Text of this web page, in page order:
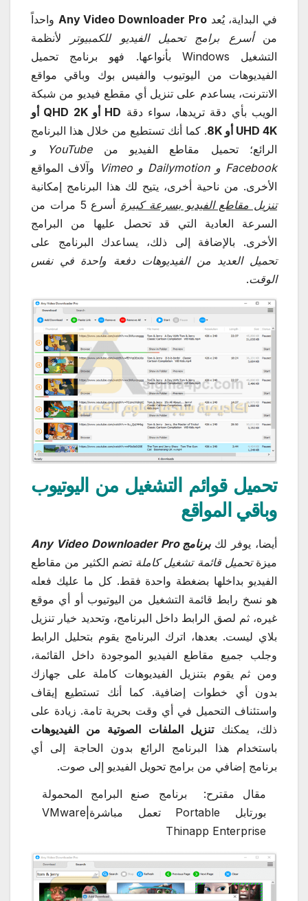
في البداية، يُعدAny Video Downloader Pro واحداً
منأسرع برامج تحميل الفيديو للكمبيوتر
لأنظمة
التشغيل Windows بأنواعها. فهو برنامج تحميل
الفيديوهات من اليوتيوب والفيس بوك وباقي مواقع
الانترنت، يساعدم على تنزيل أي مقطع فيديو من شبكة
الويب بأي دقة تريدها، سواء دقة
HD أو QHD 2K أو
UHD 4K أو 8K
. كما أنك تستطيع من خلال هذا البرنامج
الرائع؛ تحميل مقاطع الفيديو من
YouTube و
Facebook و Dailymotion و Vimeo
وآلاف المواقع
الأخرى. من ناحية أخرى، يتيح لك هذا البرنامج إمكانية
تنزيل مقاطع الفيديو بسرعة كبيرة
أسرع 5 مرات من
السرعة العادية التي قد تحصل عليها من البرامج
الأخرى. بالإضافة إلى ذلك، يساعدك البرنامج على
تحميل العديد من الفيديوهات دفعة واحدة في نفس
الوقت.
تحميل قوائم التشغيل من اليوتيوب
وباقي المواقع
أيضا، يوفر لكبرنامج Any Video Downloader Pro
ميزةتحميل قائمة تشغيل كاملة تضم الكثير من مقاطع
الفيديو بداخلها بضغطة واحدة فقط. كل ما عليك فعله
هو نسخ رابط قائمة التشغيل من اليوتيوب أو أي موقع
غيره، ثم لصق الرابط داخل البرنامج، وتحديد خيار تنزيل
بلاي ليست. بعدها، اترك البرنامج يقوم بتحليل الرابط
وجلب جميع مقاطع الفيديو الموجودة داخل القائمة،
ومن ثم يقوم بتنزيل الفيديوهات كاملة على جهازك
بدون أي خطوات إضافية. كما أنك تستطيع إيقاف
واستئناف التحميل في أي وقت بحرية تامة. زيادة على
ذلك، يمكنكتنزيل الملفات الصوتية من الفيديوهات
باستخدام هذا البرنامج الرائع بدون الحاجة إلى أي
برنامج إضافي من برامج تحويل الفيديو إلى صوت.
مقال مقترح:
برنامج صنع البرامج المحمولة
بورتابل Portable تعمل مباشرة|VMware
Thinapp Enterprise